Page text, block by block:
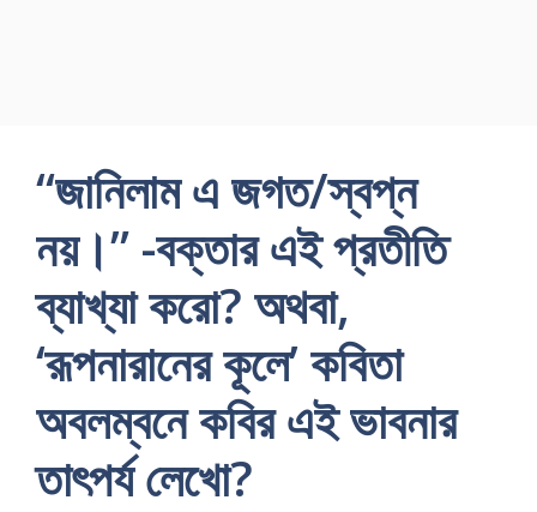
“জানিলাম এ জগত/স্বপ্ন
নয়।” -বক্তার এই প্রতীতি
ব্যাখ্যা করো? অথবা,
‘রূপনারানের কূলে’ কবিতা
অবলম্বনে কবির এই ভাবনার
তাৎপর্য লেখো?